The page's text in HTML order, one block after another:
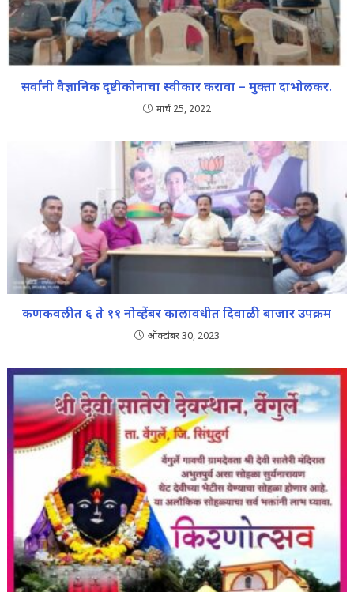
सर्वांनी वैज्ञानिक दृष्टीकोनाचा स्वीकार करावा – मुक्ता दाभोलकर.
मार्च 25, 2022
कणकवलीत ६ ते ११ नोव्हेंबर कालावधीत दिवाळी बाजार उपक्रम
ऑक्टोबर 30, 2023